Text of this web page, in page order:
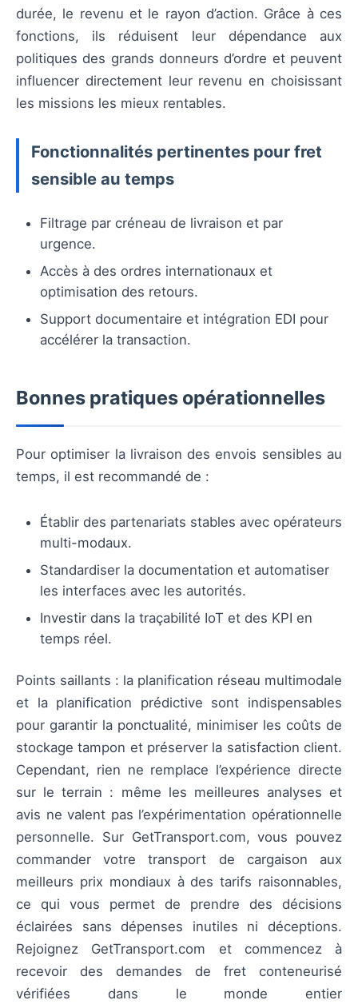
durée, le revenu et le rayon d’action. Grâce à ces
fonctions, ils réduisent leur dépendance aux
politiques des grands donneurs d’ordre et peuvent
influencer directement leur revenu en choisissant
les missions les mieux rentables.
Fonctionnalités pertinentes pour fret
sensible au temps
Filtrage par créneau de livraison et par
urgence.
Accès à des ordres internationaux et
optimisation des retours.
Support documentaire et intégration EDI pour
accélérer la transaction.
Bonnes pratiques opérationnelles
Pour optimiser la livraison des envois sensibles au
temps, il est recommandé de :
Établir des partenariats stables avec opérateurs
multi-modaux.
Standardiser la documentation et automatiser
les interfaces avec les autorités.
Investir dans la traçabilité IoT et des KPI en
temps réel.
Points saillants : la planification réseau multimodale
et la planification prédictive sont indispensables
pour garantir la ponctualité, minimiser les coûts de
stockage tampon et préserver la satisfaction client.
Cependant, rien ne remplace l’expérience directe
sur le terrain : même les meilleures analyses et
avis ne valent pas l’expérimentation opérationnelle
personnelle. Sur GetTransport.com, vous pouvez
commander votre transport de cargaison aux
meilleurs prix mondiaux à des tarifs raisonnables,
ce qui vous permet de prendre des décisions
éclairées sans dépenses inutiles ni déceptions.
Rejoignez GetTransport.com et commencez à
recevoir des demandes de fret conteneurisé
vérifiées dans le monde entier